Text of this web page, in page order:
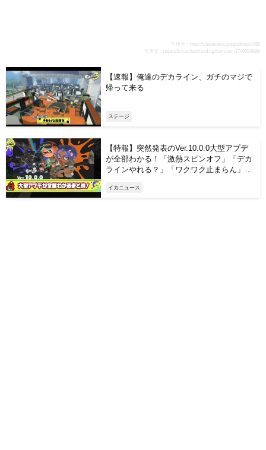
引用元：
https://zawazawa.jp/spla3/topic/280
引用元：
https://2ch.sc/test/read.cgi/famicom/1749384988/
【速報】俺達のデカライン、ガチのマジで
帰って来る
ステージ
【特報】突然発表のVer.10.0.0大型アプデ
が全部わかる！「激熱スピンオフ」「デカ
ラインやれる？」「ワクワク止まらん」
イカニュース